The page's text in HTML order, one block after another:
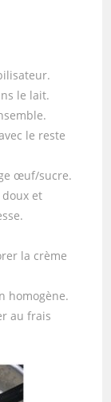
le lait.
le reste
œuf/sucre.
et
la crème
homogène.
au frais